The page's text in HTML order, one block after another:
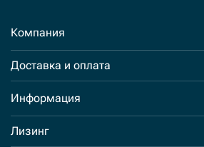
Компания
Доставка и оплата
Информация
Лизинг